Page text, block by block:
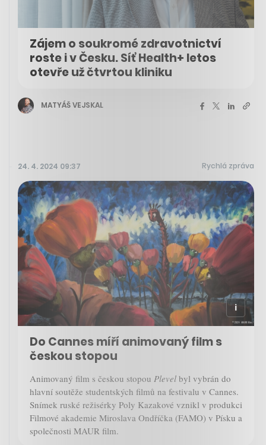
Zájem o soukromé zdravotnictví
roste i v Česku. Síť Health+ letos
otevře už čtvrtou kliniku
MATYÁŠ VEJSKAL
24. 4. 2024 09:37 Rychlá zpráva
Do Cannes míří animovaný film s
českou stopou
Animovaný film s českou stopou Plevel byl vybrán do
hlavní soutěže studentských filmů na festivalu v Cannes.
Snímek ruské režisérky Poly Kazakové vznikl v produkci
Filmové akademie Miroslava Ondříčka (FAMO) v Písku a
společnosti MAUR film.